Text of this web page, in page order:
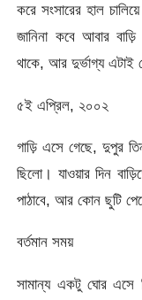
করে সংসারের হাল
জানিনা কবে আবার
থাকে, আর দুর্ভাগ্য এটাই
৫ই এপ্রিল, ২০০২
গাড়ি এসে গেছে, দুপুর
ছিলো। যাওয়ার দিন
পাঠাবে, আর কোন ছুটি
বর্তমান সময়
সামান্য একটু ঘোর এসে